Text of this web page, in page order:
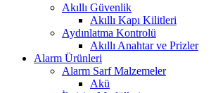
Akıllı Güvenlik
Akıllı Kapı Kilitleri
Aydınlatma Kontrolü
Akıllı Anahtar ve Prizler
Alarm Ürünleri
Alarm Sarf Malzemeler
Akü